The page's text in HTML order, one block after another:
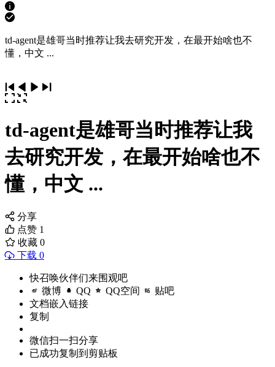
td-agent是雄哥当时推荐让我去研究开发，在最开始啥也不
懂，中文 ...
td-agent是雄哥当时推荐让我
去研究开发，在最开始啥也不
懂，中文 ...
分享
点赞 1
收藏 0
下载 0
快召唤伙伴们来围观吧
微博 QQ QQ空间 贴吧
文档嵌入链接
复制
微信扫一扫分享
已成功复制到剪贴板